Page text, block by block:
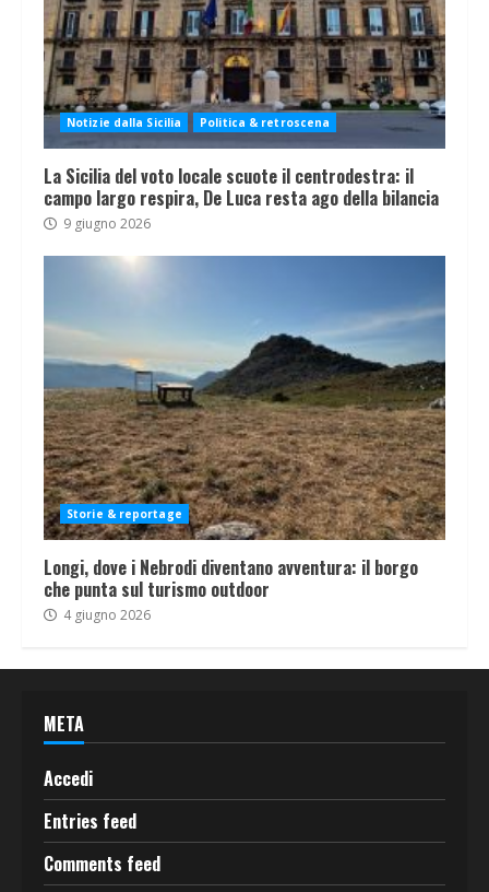
Notizie dalla Sicilia Politica & retroscena
La Sicilia del voto locale scuote il centrodestra: il
campo largo respira, De Luca resta ago della bilancia
9 giugno 2026
Storie & reportage
Longi, dove i Nebrodi diventano avventura: il borgo
che punta sul turismo outdoor
4 giugno 2026
META
Accedi
Entries feed
Comments feed